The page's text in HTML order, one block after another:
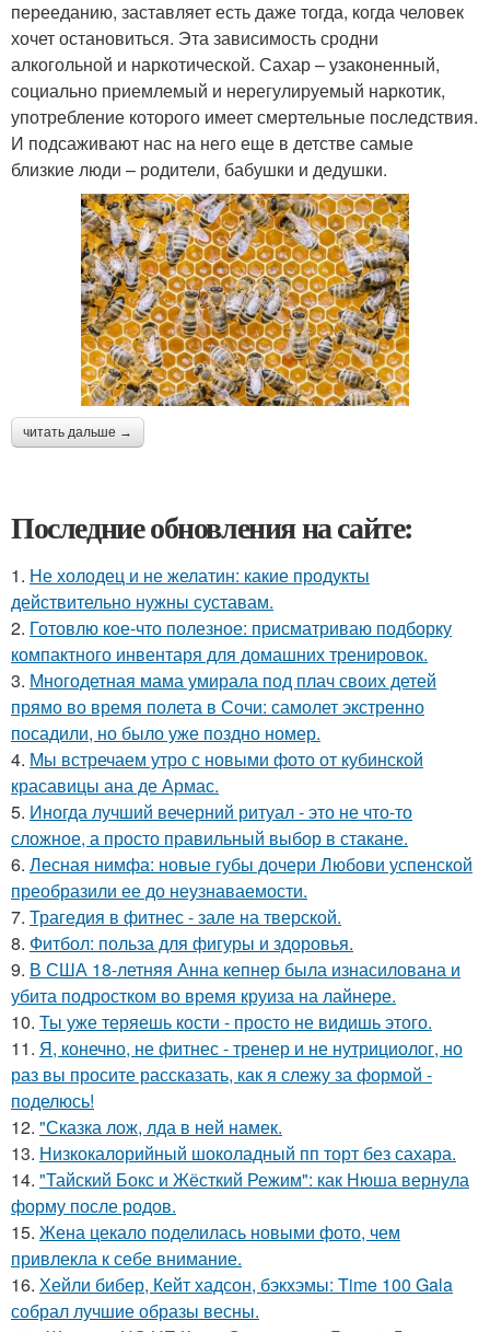
перееданию, заставляет есть даже тогда, когда человек
хочет остановиться. Эта зависимость сродни
алкогольной и наркотической. Сахар – узаконенный,
социально приемлемый и нерегулируемый наркотик,
употребление которого имеет смертельные последствия.
И подсаживают нас на него еще в детстве самые
близкие люди – родители, бабушки и дедушки.
читать дальше →
Последние обновления на сайте:
1. Не холодец и не желатин: какие продукты
действительно нужны суставам.
2. Готовлю кое-что полезное: присматриваю подборку
компактного инвентаря для домашних тренировок.
3. Многодетная мама умирала под плач своих детей
прямо во время полета в Сочи: самолет экстренно
посадили, но было уже поздно номер.
4. Мы встречаем утро с новыми фото от кубинской
красавицы ана де Армас.
5. Иногда лучший вечерний ритуал - это не что-то
сложное, а просто правильный выбор в стакане.
6. Лесная нимфа: новые губы дочери Любови успенской
преобразили ее до неузнаваемости.
7. Трагедия в фитнес - зале на тверской.
8. Фитбол: польза для фигуры и здоровья.
9. В США 18-летняя Анна кепнер была изнасилована и
убита подростком во время круиза на лайнере.
10. Ты уже теряешь кости - просто не видишь этого.
11. Я, конечно, не фитнес - тренер и не нутрициолог, но
раз вы просите рассказать, как я слежу за формой -
поделюсь!
12. "Сказка лож, лда в ней намек.
13. Низкокалорийный шоколадный пп торт без сахара.
14. "Тайский Бокс и Жёсткий Режим": как Нюша вернула
форму после родов.
15. Жена цекало поделилась новыми фото, чем
привлекла к себе внимание.
16. Хейли бибер, Кейт хадсон, бэкхэмы: Time 100 Gala
собрал лучшие образы весны.